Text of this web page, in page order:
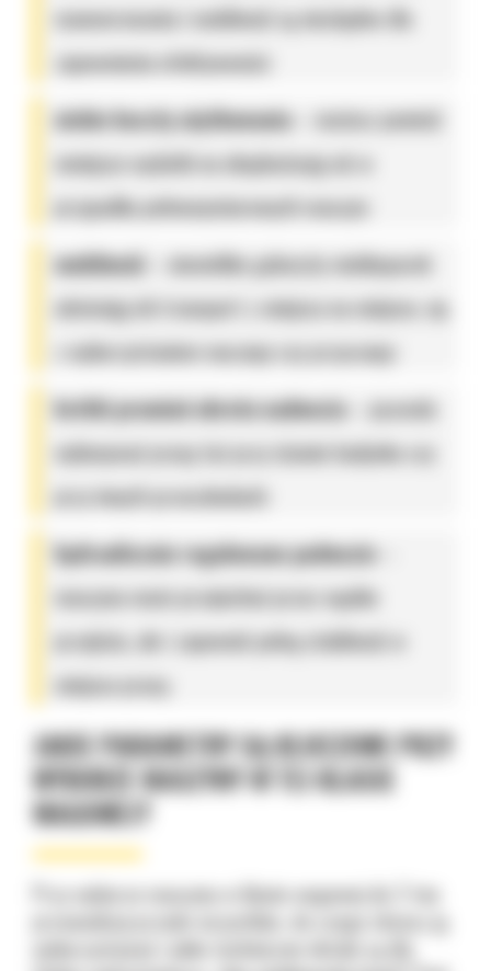
manewrowania i mobilność są niezbędne dla
zapewnienia efektywności;
niskie koszty użytkowania– możesz ponieść
mniejsze wydatki na eksploatację niż w
przypadku pełnowymiarowych maszyn;
mobilność – niewielkie gabaryty minikoparek
ułatwiają ich transport z miejsca na miejsce, np.
z wykorzystaniem naczepy czy przyczepy;
krótki promień obrotu nadwozia– pozwala
wykonywać pracę tuż przy ścianie budynku czy
przy innych przeszkodach;
hydraulicznie regulowane podwozie–
maszyna może przejechać przez wąskie
przejścia, ale i zapewnić pełną stabilność w
miejscu pracy.
JAKIE PARAMETRY SĄ KLUCZOWE PRZY
WYBORZE MASZYNY W TEJ KLASIE
WAGOWEJ?
Przy wyborze maszyny w klasie wagowej do 2 ton